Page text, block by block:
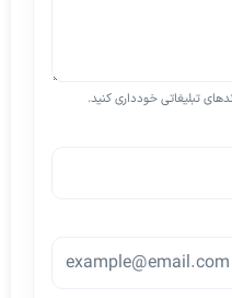
تبلیغاتی خودداری کنید.